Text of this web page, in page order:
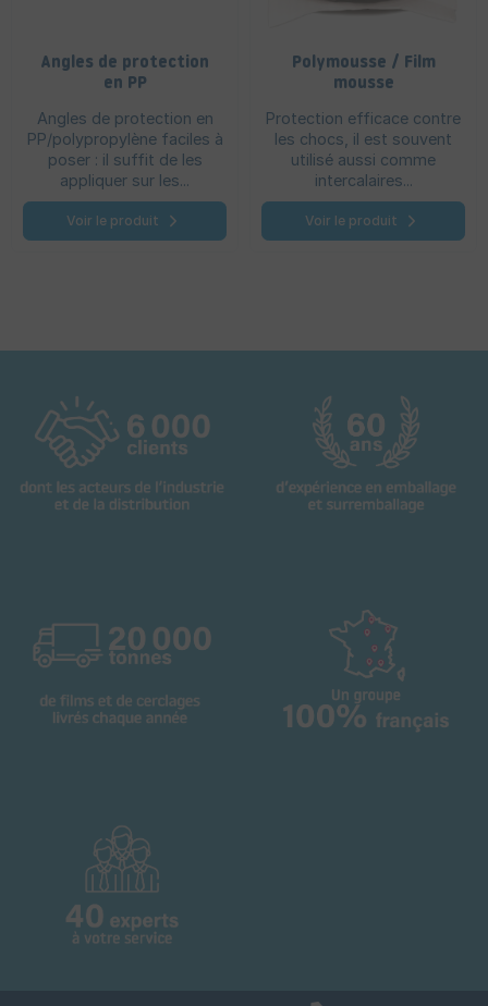
Angles de protection
en PP
Angles de protection en
PP/polypropylène faciles à
poser : il suffit de les
appliquer sur les...
Voir le produit
Polymousse / Film
mousse
Protection efficace contre
les chocs, il est souvent
utilisé aussi comme
intercalaires...
Voir le produit